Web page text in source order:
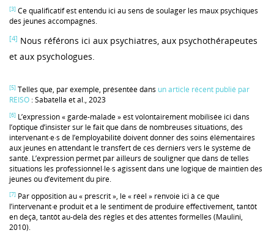
[3] Ce qualificatif est entendu ici au sens de soulager les maux psychiques
des jeunes accompagnés.
[4] Nous référons ici aux psychiatres, aux psychothérapeutes
et aux psychologues.
[5] Telles que, par exemple, présentée dans un article récent publié par
REISO : Sabatella et al., 2023
[6] L’expression « garde-malade » est volontairement mobilisée ici dans
l’optique d’insister sur le fait que dans de nombreuses situations, des
intervenant·e·s de l’employabilité doivent donner des soins élémentaires
aux jeunes en attendant le transfert de ces derniers vers le système de
santé. L’expression permet par ailleurs de souligner que dans de telles
situations les professionnel·le·s agissent dans une logique de maintien des
jeunes ou d’évitement du pire.
[7] Par opposition au « prescrit », le « réel » renvoie ici à ce que
l’intervenant·e produit et a le sentiment de produire effectivement, tantôt
en deçà, tantôt au-delà des règles et des attentes formelles (Maulini,
2010).